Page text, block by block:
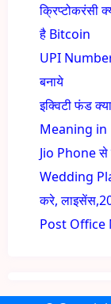
क्रिप्टोकरंसी
है Bitcoin
UPI
बनाये
इक्विटी फंड
Meaning in
Jio Phone से
Wedding
करे,
Post Office